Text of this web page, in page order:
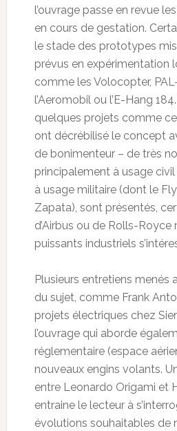
l’ouvrage passe en revue
en cours de gestation.
le stade des prototypes
prévus en expérimentation
comme les Volocopter,
l’Aeromobil ou l’E-Hang
quelques projets comme
ont décrébilisé le concept
de bonimenteur – de très
principalement à usage
à usage militaire (dont le
Zapata), sont présentés,
d’Airbus ou de Rolls-
puissants industriels
Plusieurs entretiens menés
du sujet, comme Frank
projets électriques chez
l’ouvrage qui aborde
réglementaire (espace
nouveaux engins volants.
entre Leonardo Origami et
entraine le lecteur à
évolutions souhaitables de